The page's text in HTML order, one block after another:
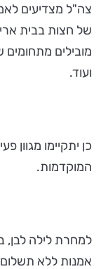
צה"ל מצדיעים
של חצות בבית
מובילים מתחומים
ועוד.
כן יתקיימו מגוון
המוקדמות.
אמנות ללא תשלום